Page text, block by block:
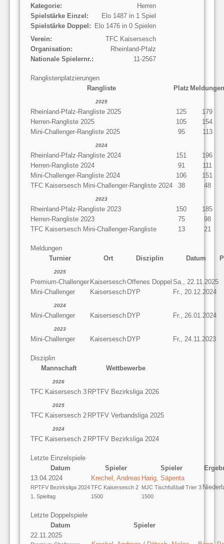
Kategorie:
Herren
Spielstärke Einzel:
Elo 1487 in 1 Spiel
Spielstärke Doppel: Elo 1476 in 0 Spielen
Verein:
TFC Kaisersesch
Organisation:
Rheinland-Pfalz
Nationale Spielernr.:
11-2567
Ranglistenplatzierungen
Rangliste
Platz Meldungen
2025
Rheinland-Pfalz-Rangliste 2025 125
179
Herren-Rangliste 2025
105
154
Mini-Challenger-Rangliste 2025
95 113
2024
Rheinland-Pfalz-Rangliste 2024 151
196
Herren-Rangliste 2024
91
111
Mini-Challenger-Rangliste 2024
106
151
TFC Kaisersesch Mini-Challenger-Rangliste 2024
38 48
2023
Rheinland-Pfalz-Rangliste 2023 150
185
Herren-Rangliste 2023
75
98
TFC Kaisersesch Mini-Challenger-Rangliste
13 21
Meldungen
Turnier
Ort Disziplin Datum
2025
Premium-Challenger KaiserseschOffenes Doppel Sa., 22.11.2025
Mini-Challenger
Kaisersesch DYP Fr., 20.12.2024
2024
Mini-Challenger Kaisersesch DYP Fr., 26.01.2024
2023
Mini-Challenger Kaisersesch DYP Fr., 24.11.2023
Disziplin
Mannschaft
Wettbewerbe
2026
TFC Kaisersesch 3 RPTFV Bezirksliga 2026
2025
TFC Kaisersesch 2 RPTFV Verbandsliga 2025
2024
TFC Kaisersesch 2 RPTFV Bezirksliga 2024
Letzte Einzelspiele
Datum
Spieler Spieler
13.04.2024
RPTFV Bezirksliga 2024
1. Spieltag
Krechel, Andreas
TFC Kaisersesch 2
1500
Harig, Säpenta
MJC Tischfußball Trier 3
1500
Letzte Doppelspiele
Datum
Spieler
22.11.2025